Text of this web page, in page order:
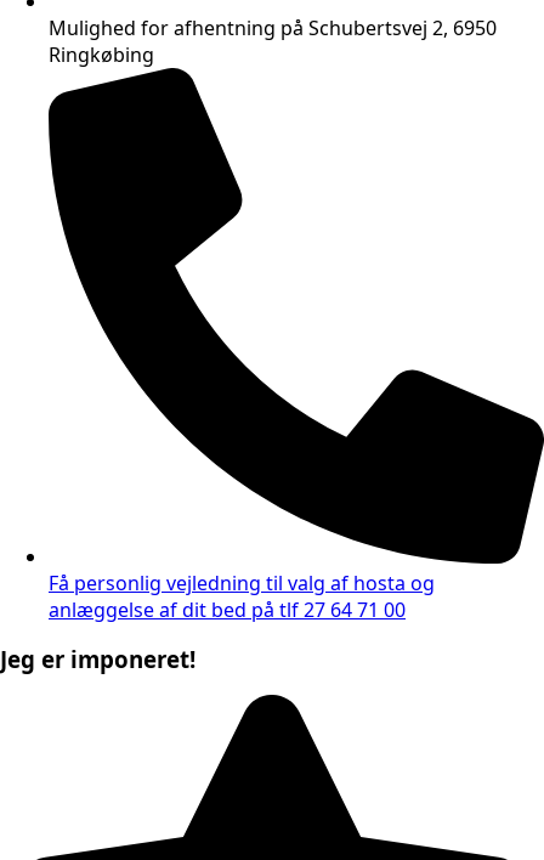
Mulighed for afhentning på Schubertsvej 2, 6950
Ringkøbing
Få personlig vejledning til valg af hosta og
anlæggelse af dit bed på tlf 27 64 71 00
Jeg er imponeret!